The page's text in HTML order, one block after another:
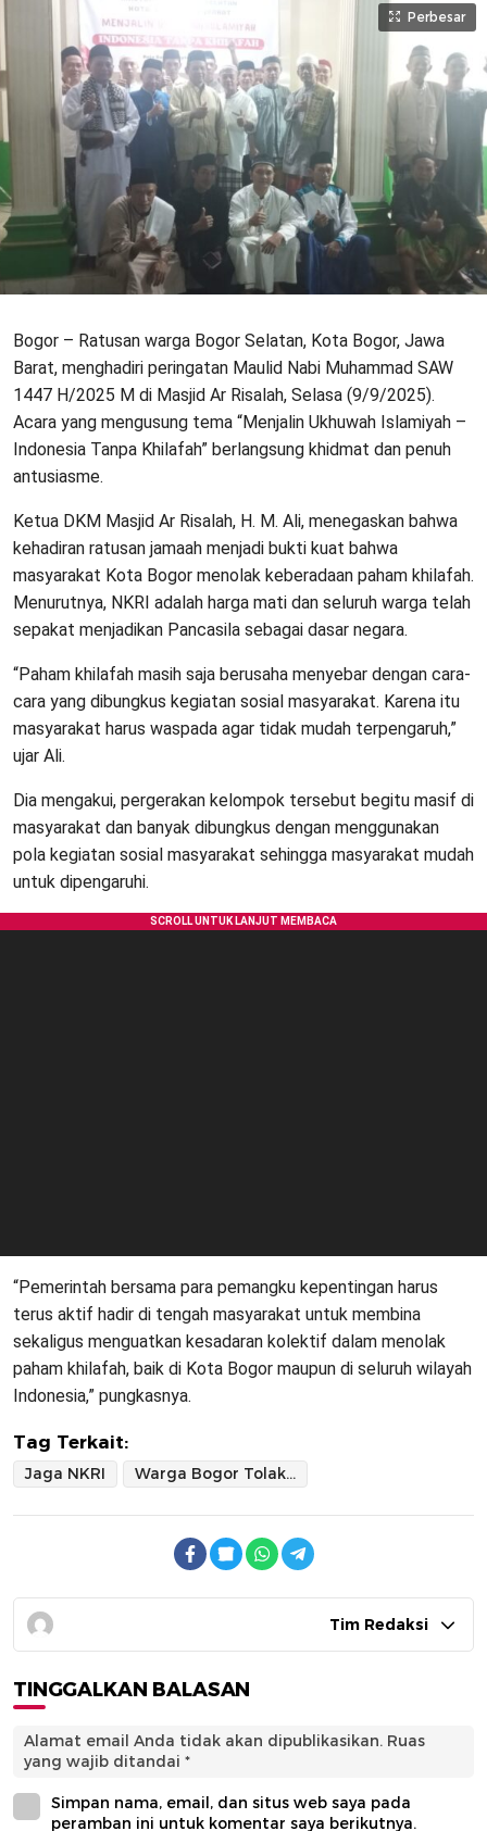
Perbesar
Bogor – Ratusan warga Bogor Selatan, Kota Bogor, Jawa
Barat, menghadiri peringatan Maulid Nabi Muhammad SAW
1447 H/2025 M di Masjid Ar Risalah, Selasa (9/9/2025).
Acara yang mengusung tema “Menjalin Ukhuwah Islamiyah –
Indonesia Tanpa Khilafah” berlangsung khidmat dan penuh
antusiasme.
Ketua DKM Masjid Ar Risalah, H. M. Ali, menegaskan bahwa
kehadiran ratusan jamaah menjadi bukti kuat bahwa
masyarakat Kota Bogor menolak keberadaan paham khilafah.
Menurutnya, NKRI adalah harga mati dan seluruh warga telah
sepakat menjadikan Pancasila sebagai dasar negara.
“Paham khilafah masih saja berusaha menyebar dengan cara-
cara yang dibungkus kegiatan sosial masyarakat. Karena itu
masyarakat harus waspada agar tidak mudah terpengaruh,”
ujar Ali.
Dia mengakui, pergerakan kelompok tersebut begitu masif di
masyarakat dan banyak dibungkus dengan menggunakan
pola kegiatan sosial masyarakat sehingga masyarakat mudah
untuk dipengaruhi.
“Pemerintah bersama para pemangku kepentingan harus
terus aktif hadir di tengah masyarakat untuk membina
sekaligus menguatkan kesadaran kolektif dalam menolak
paham khilafah, baik di Kota Bogor maupun di seluruh wilayah
Indonesia,” pungkasnya.
Tag Terkait:
Jaga NKRI Warga Bogor Tolak Khilafah
Tim Redaksi
TINGGALKAN BALASAN
Alamat email Anda tidak akan dipublikasikan. Ruas
yang wajib ditandai *
Simpan nama, email, dan situs web saya pada
peramban ini untuk komentar saya berikutnya.